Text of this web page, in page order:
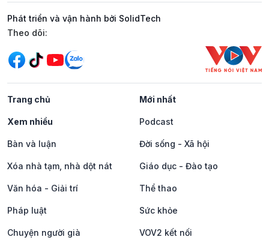
Phát triển và vận hành bởi SolidTech
Mạng xã hội
Theo dõi:
Trang chủ Mới nhất
Xem nhiều Podcast
Bàn và luận Đời sống - Xã hội
Xóa nhà tạm, nhà dột nát Giáo dục - Đào tạo
Văn hóa - Giải trí Thể thao
Pháp luật Sức khỏe
Chuyện người già VOV2 kết nối